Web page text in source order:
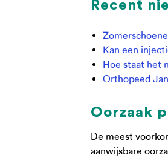
Recent
Kan een
Hoe staat het
Orthopeed
Oorzaak
De meest
aanwijsbare